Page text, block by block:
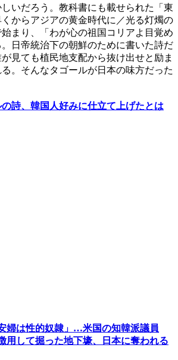
いだろう。教科書にも載せられた「東
からアジアの黄金時代に／光る灯燭の
まり、「わが心の祖国コリアよ目覚め
日帝統治下の朝鮮のために書いた詩だ
見ても植民地支配から抜け出せと励ま
。そんなタゴールが日本の味方だった
の詩、韓国人好みに仕立て上げたとは
婦は性的奴隷」…米国の知韓派議員
用して掘った地下壕、日本に奪われる